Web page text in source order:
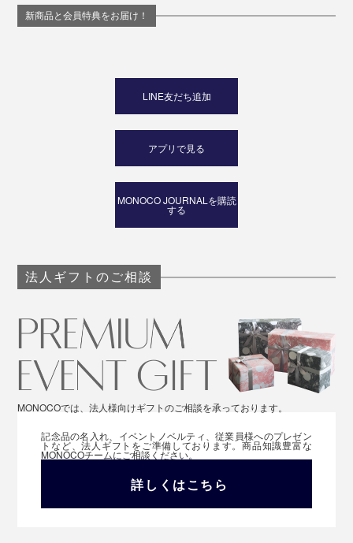
新商品と会員特典をお届け！
LINE友だち追加
アプリで見る
MONOCO JOURNALを購読
する
法人ギフトのご相談
MONOCOでは、法人様向けギフトのご相談を承っております。
記念品の名入れ、イベントノベルティ、従業員様へのプレゼン
トなど、法人ギフトをご準備しております。商品知識豊富な
MONOCOチームにご相談ください。
詳しくはこちら